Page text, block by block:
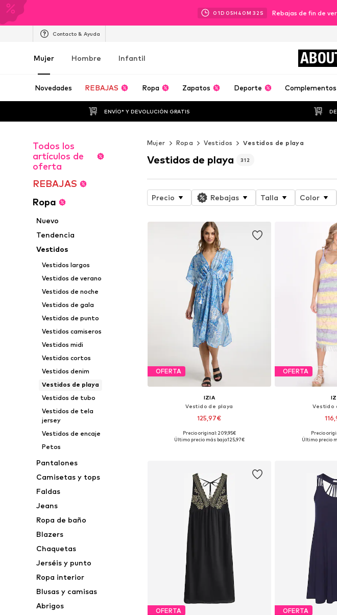
01D 05H 40M 30 S Rebajas de fin de
Contacto & Ayuda
Mujer Hombre Infantil
Novedades REBAJAS Ropa Zapatos Deporte Complementos
ENVÍO* Y DEVOLUCIÓN GRATIS
Todos los
artículos de
oferta
REBAJAS
Ropa
Nuevo
Tendencia
Vestidos
Vestidos largos
Vestidos de verano
Vestidos de noche
Vestidos de gala
Vestidos de punto
Vestidos camiseros
Vestidos midi
Vestidos cortos
Vestidos denim
Vestidos de playa
Vestidos de tubo
Vestidos de tela
jersey
Vestidos de encaje
Petos
Pantalones
Camisetas y tops
Faldas
Jeans
Ropa de baño
Blazers
Chaquetas
Jerséis y punto
Ropa interior
Blusas y camisas
Abrigos
Mujer Ropa Vestidos Vestidos de playa
Vestidos de playa 312
Precio Rebajas Talla Color
OFERTA
IZIA
Vestido de playa
125,97€
Tallas disponibles: 36, 38, 40
Precio original: 209,95€
Último precio más bajo:125,97€
OFERTA
Vestido
Tallas disponibles:
Precio
Último precio
OFERTA OFERTA